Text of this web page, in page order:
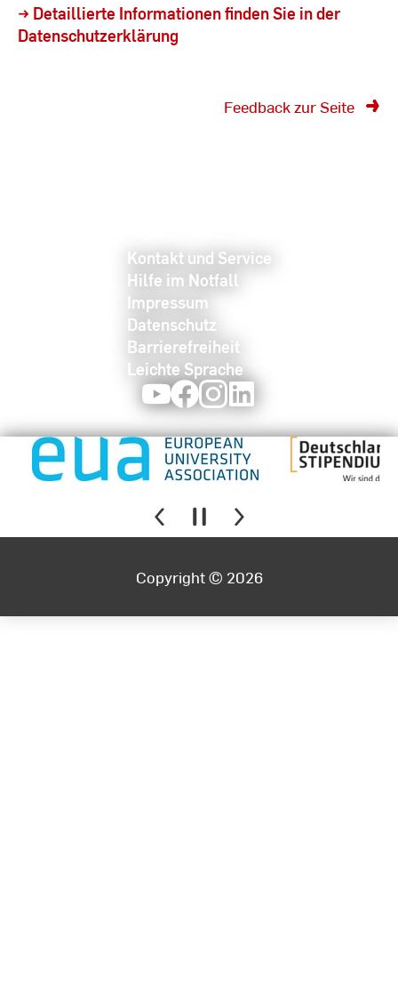
→ Detaillierte Informationen finden Sie in der
Datenschutzerklärung
Feedback zur Seite
Kontakt und Service
Hilfe im Notfall
Impressum
Datenschutz
Barrierefreiheit
Leichte Sprache
YoutubeFacebookInstagram
Copyright © 2026